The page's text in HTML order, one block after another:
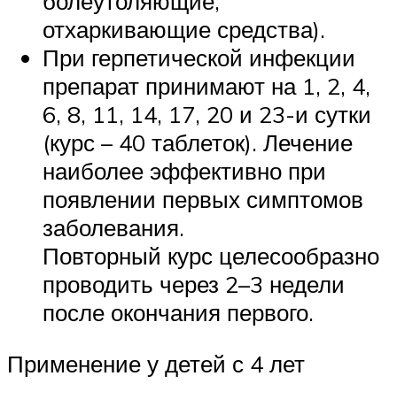
отхаркивающие средства).
При герпетической инфекции
препарат принимают на 1, 2, 4,
6, 8, 11, 14, 17, 20 и 23-и сутки
(курс – 40 таблеток). Лечение
наиболее эффективно при
появлении первых симптомов
заболевания.
Повторный курс целесообразно
проводить через 2–3 недели
после окончания первого.
Применение у детей с 4 лет